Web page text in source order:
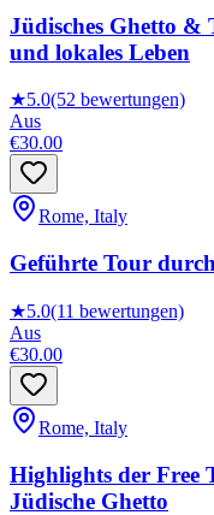
Jüdisches Ghetto &
und lokales Leben
★5.0(52 bewertungen)
Aus
€30.00
Rome, Italy
Geführte Tour
★5.0(11 bewertungen)
Aus
€30.00
Rome, Italy
Highlights der Free
Jüdische Ghetto